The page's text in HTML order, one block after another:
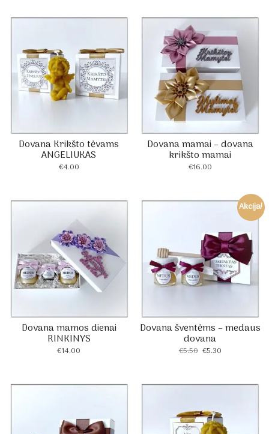
through
Dovana Krikšto tėvams
ANGELIUKAS
€4.00
Dovana mamai – dovana
krikšto mamai
€16.00
Dovana mamos dienai
RINKINYS
€14.00
Akcija!
Dovana šventėms – medaus
dovana
€5.50 Original
€5.50.
€5.30Current
€5.30.